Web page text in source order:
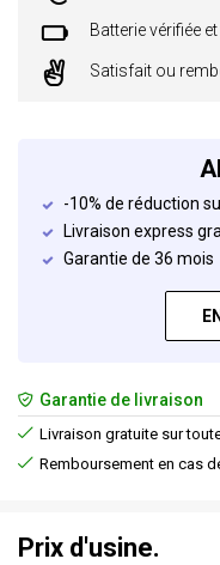
Batterie vérifiée
Satisfait ou
-10% de réduction
Livraison express
Garantie de 36 mois
Garantie de livraison
Livraison gratuite sur
Remboursement en cas
Prix d'usine.